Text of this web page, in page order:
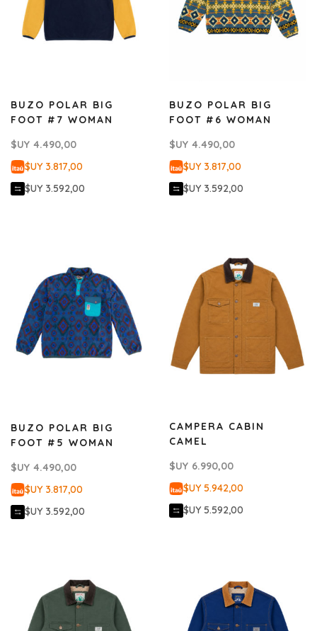
BUZO POLAR BIG
FOOT #7 WOMAN
$UY 4.490,00
$UY 3.817,00
$UY 3.592,00
BUZO POLAR BIG
FOOT #6 WOMAN
$UY 4.490,00
$UY 3.817,00
$UY 3.592,00
BUZO POLAR BIG
FOOT #5 WOMAN
$UY 4.490,00
$UY 3.817,00
$UY 3.592,00
CAMPERA CABIN
CAMEL
$UY 6.990,00
$UY 5.942,00
$UY 5.592,00